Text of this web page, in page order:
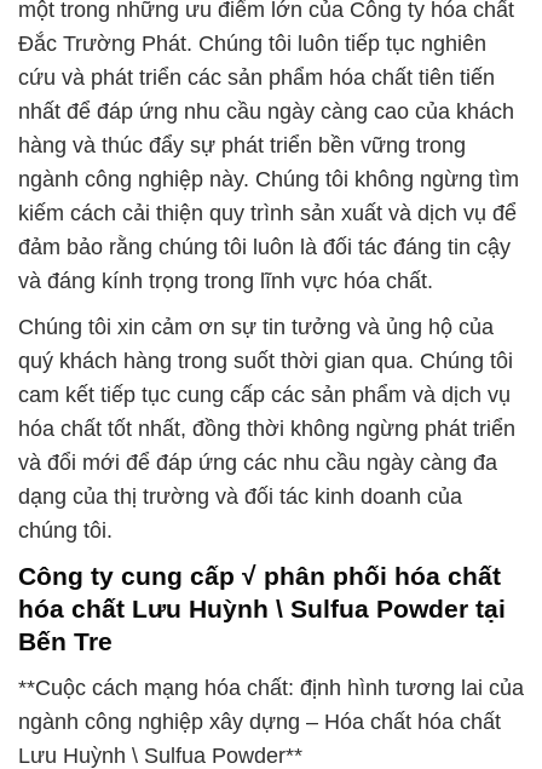
một trong những ưu điểm lớn của Công ty hóa chất
Đắc Trường Phát. Chúng tôi luôn tiếp tục nghiên
cứu và phát triển các sản phẩm hóa chất tiên tiến
nhất để đáp ứng nhu cầu ngày càng cao của khách
hàng và thúc đẩy sự phát triển bền vững trong
ngành công nghiệp này. Chúng tôi không ngừng tìm
kiếm cách cải thiện quy trình sản xuất và dịch vụ để
đảm bảo rằng chúng tôi luôn là đối tác đáng tin cậy
và đáng kính trọng trong lĩnh vực hóa chất.
Chúng tôi xin cảm ơn sự tin tưởng và ủng hộ của
quý khách hàng trong suốt thời gian qua. Chúng tôi
cam kết tiếp tục cung cấp các sản phẩm và dịch vụ
hóa chất tốt nhất, đồng thời không ngừng phát triển
và đổi mới để đáp ứng các nhu cầu ngày càng đa
dạng của thị trường và đối tác kinh doanh của
chúng tôi.
Công ty cung cấp √ phân phối hóa chất
hóa chất Lưu Huỳnh \ Sulfua Powder tại
Bến Tre
**Cuộc cách mạng hóa chất: định hình tương lai của
ngành công nghiệp xây dựng – Hóa chất hóa chất
Lưu Huỳnh \ Sulfua Powder**